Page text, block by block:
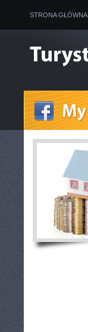
STRONA GŁÓWNA